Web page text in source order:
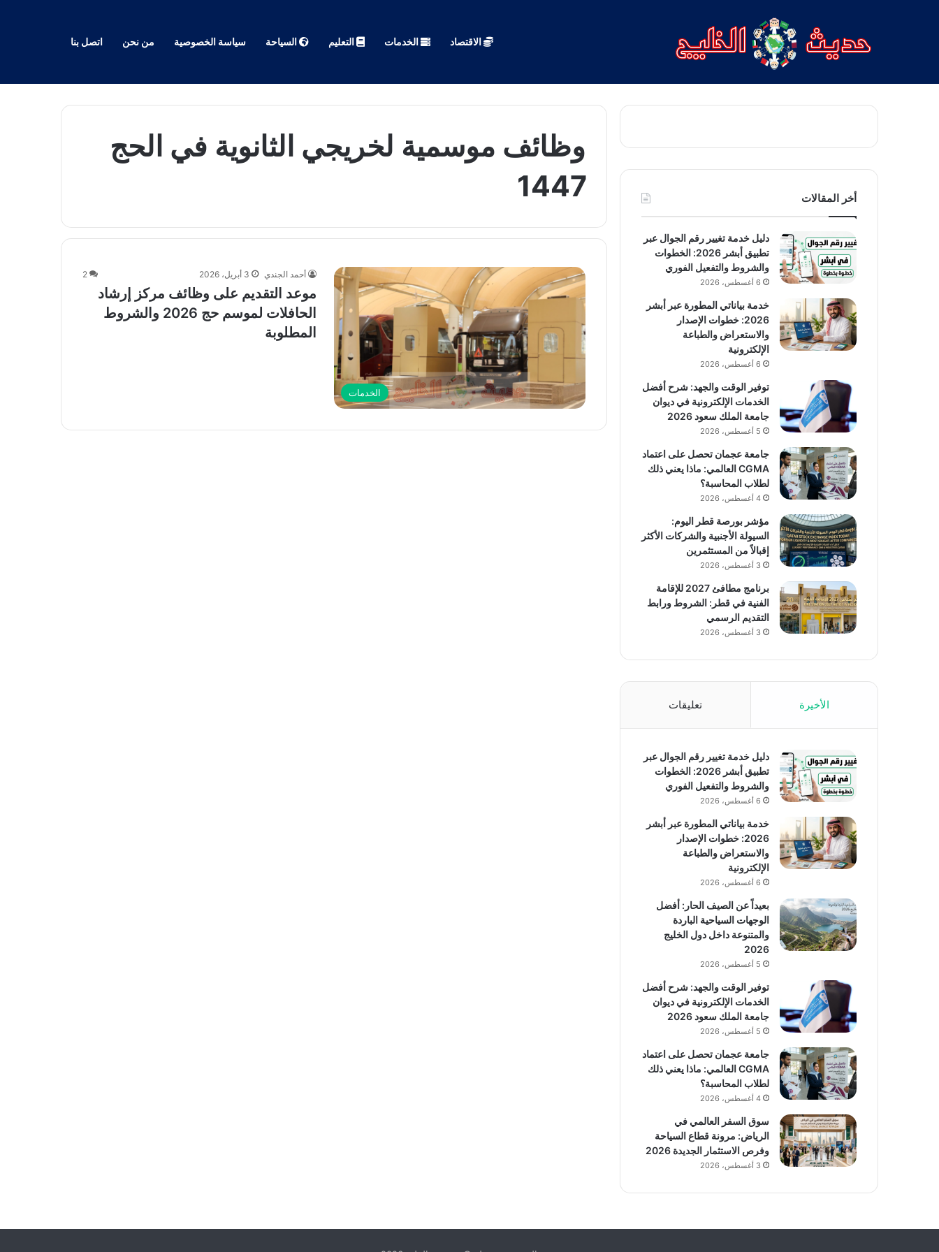
الاقتصاد الخدمات التعليم السياحة سياسة الخصوصية من نحن اتصل بنا
وظائف موسمية لخريجي الثانوية في الحج
1447
الخدمات
أحمد الجندي 3 أبريل، 2026 2
موعد التقديم على وظائف مركز إرشاد
الحافلات لموسم حج 2026 والشروط
المطلوبة
أخر المقالات
دليل خدمة تغيير رقم الجوال عبر
تطبيق أبشر 2026: الخطوات
والشروط والتفعيل الفوري
6 أغسطس، 2026
خدمة بياناتي المطورة عبر أبشر
2026: خطوات الإصدار
والاستعراض والطباعة
الإلكترونية
6 أغسطس، 2026
توفير الوقت والجهد: شرح أفضل
الخدمات الإلكترونية في ديوان
جامعة الملك سعود 2026
5 أغسطس، 2026
جامعة عجمان تحصل على اعتماد
CGMA العالمي: ماذا يعني ذلك
لطلاب المحاسبة؟
4 أغسطس، 2026
مؤشر بورصة قطر اليوم:
السيولة الأجنبية والشركات الأكثر
إقبالاً من المستثمرين
3 أغسطس، 2026
برنامج مطافئ 2027 للإقامة
الفنية في قطر: الشروط ورابط
التقديم الرسمي
3 أغسطس، 2026
الأخيرة تعليقات
دليل خدمة تغيير رقم الجوال عبر
تطبيق أبشر 2026: الخطوات
والشروط والتفعيل الفوري
6 أغسطس، 2026
خدمة بياناتي المطورة عبر أبشر
2026: خطوات الإصدار
والاستعراض والطباعة
الإلكترونية
6 أغسطس، 2026
بعيداً عن الصيف الحار: أفضل
الوجهات السياحية الباردة
والمتنوعة داخل دول الخليج
2026
5 أغسطس، 2026
توفير الوقت والجهد: شرح أفضل
الخدمات الإلكترونية في ديوان
جامعة الملك سعود 2026
5 أغسطس، 2026
جامعة عجمان تحصل على اعتماد
CGMA العالمي: ماذا يعني ذلك
لطلاب المحاسبة؟
4 أغسطس، 2026
سوق السفر العالمي في
الرياض: مرونة قطاع السياحة
وفرص الاستثمار الجديدة 2026
3 أغسطس، 2026